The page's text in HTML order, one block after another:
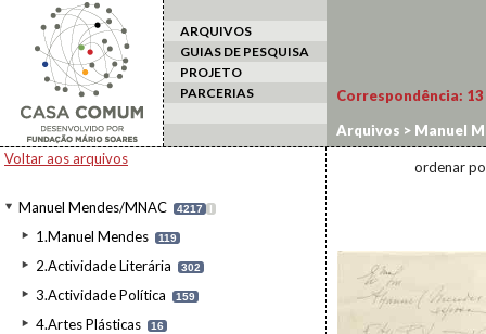
ARQUIVOS
GUIAS DE PESQUISA
PROJETO
PARCERIAS
Voltar aos arquivos
Manuel Mendes/MNAC 4217 I
1.Manuel Mendes 119
2.Actividade Literária 302
3.Actividade Política 159
4.Artes Plásticas 16
Correspondência: 13
Arquivos > Manuel
ordenar